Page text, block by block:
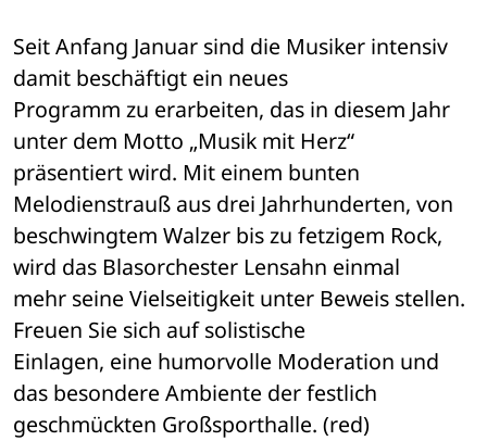
Seit Anfang Januar sind die Musiker intensiv
damit beschäftigt ein neues
Programm zu erarbeiten, das in diesem Jahr
unter dem Motto „Musik mit Herz“
präsentiert wird. Mit einem bunten
Melodienstrauß aus drei Jahrhunderten, von
beschwingtem Walzer bis zu fetzigem Rock,
wird das Blasorchester Lensahn einmal
mehr seine Vielseitigkeit unter Beweis stellen.
Freuen Sie sich auf solistische
Einlagen, eine humorvolle Moderation und
das besondere Ambiente der festlich
geschmückten Großsporthalle. (red)